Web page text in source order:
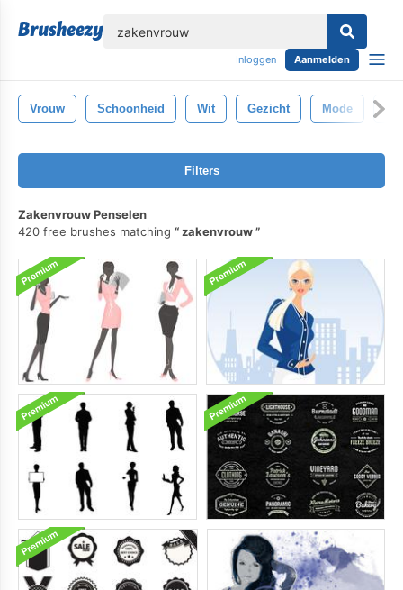
Inloggen Aanmelden
Vrouw Schoonheid Wit Gezicht Mode
Filters
Zakenvrouw Penselen
420 free brushes matching
zakenvrouw